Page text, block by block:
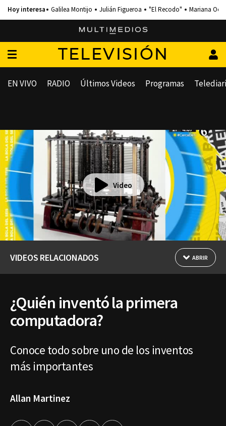
Galilea Montijo Julián Figueroa "El Recodo" Mariana
TELEVISIÓN
EN VIVO RADIO Últimos Videos Programas
Video
VIDEOS RELACIONADOS ABRIR
¿Quién inventó la primera
computadora?
Conoce todo sobre uno de los inventos
más importantes
Allan Martinez